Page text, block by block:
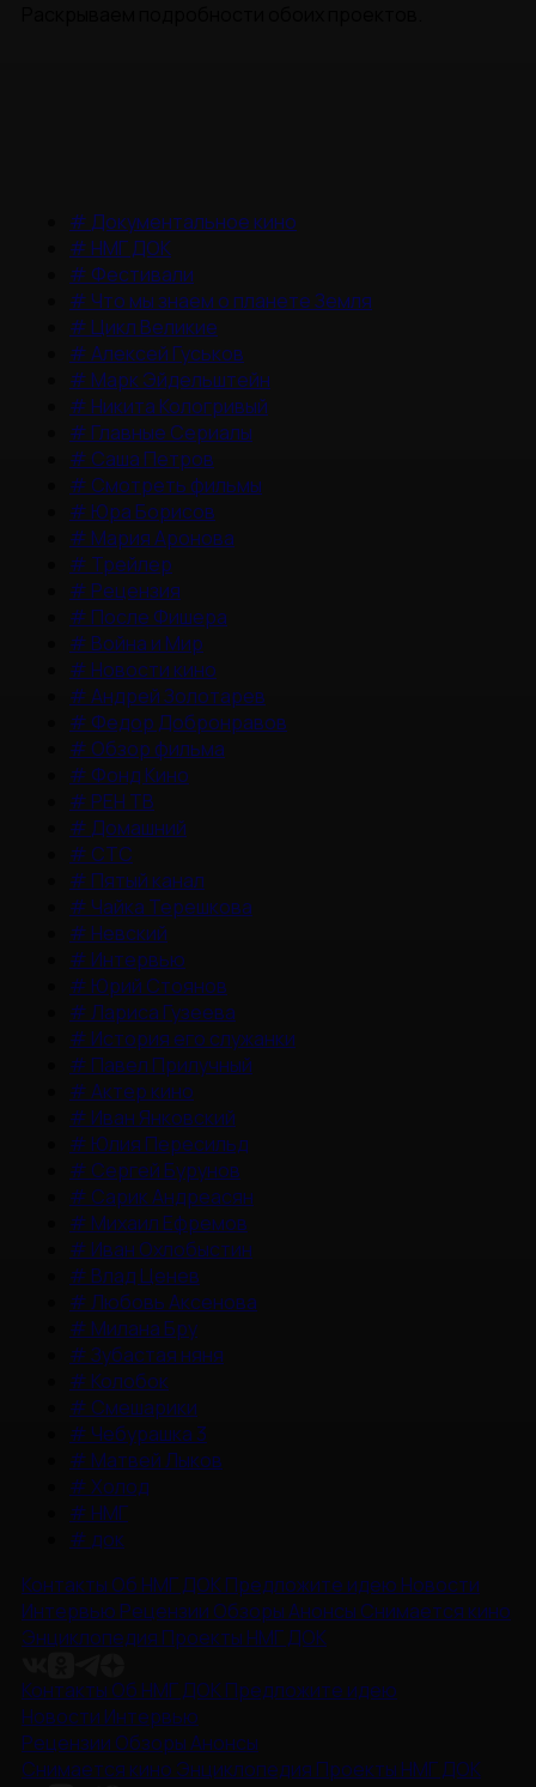
# Документальное кино
# НМГ ДОК
# Фестивали
# Что мы знаем о планете Земля
# Цикл Великие
#Алексей Гуськов
# Марк Эйдельштейн
# Никита Кологривый
# Главные Сериалы
# Саша Петров
# Смотреть фильмы
# Юра Борисов
# Мария Аронова
# Трейлер
# Рецензия
# После Фишера
# Война и Мир
# Новости кино
#Андрей Золотарев
# Федор Добронравов
# Обзор фильма
# Фонд Кино
# РЕН ТВ
# Домашний
# СТС
# Пятый канал
# Чайка Терешкова
# Невский
# Интервью
# Юрий Стоянов
#Лариса Гузеева
# История его служанки
# Павел Прилучный
#Актер кино
# Иван Янковский
# Юлия Пересильд
# Сергей Бурунов
# Сарик Андреасян
# Михаил Ефремов
# Иван Охлобыстин
# Влад Ценев
#Любовь Аксенова
# Милана Бру
#Зубастая няня
# Колобок
# Смешарики
# Чебурашка 3
# Матвей Лыков
#Холод
# НМГ
# док
Контакты Об НМГ ДОКПредложите идею Новости
Интервью Рецензии ОбзорыАнонсы Снимается кино
Энциклопедия Проекты НМГ ДОК
Контакты Об НМГ ДОКПредложите идею
Новости Интервью
Рецензии ОбзорыАнонсы
Снимается кино Энциклопедия Проекты НМГ ДОК